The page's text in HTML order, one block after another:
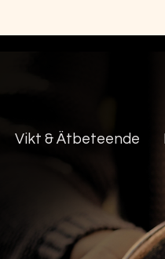
Vikt & Ätbeteende